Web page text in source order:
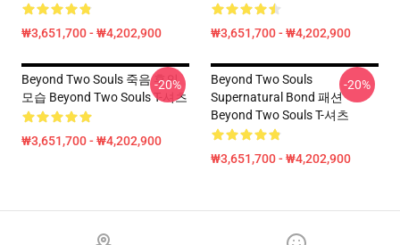
₩3,651,700 - ₩4,202,900 ₩3,651,700 - ₩4,202,900
Beyond Two Souls 죽음 후의
모습 Beyond Two Souls T-셔츠
₩3,651,700 - ₩4,202,900
-20%
Beyond Two Souls
Supernatural Bond 패션
Beyond Two Souls T-셔츠
₩3,651,700 - ₩4,202,900
-20%